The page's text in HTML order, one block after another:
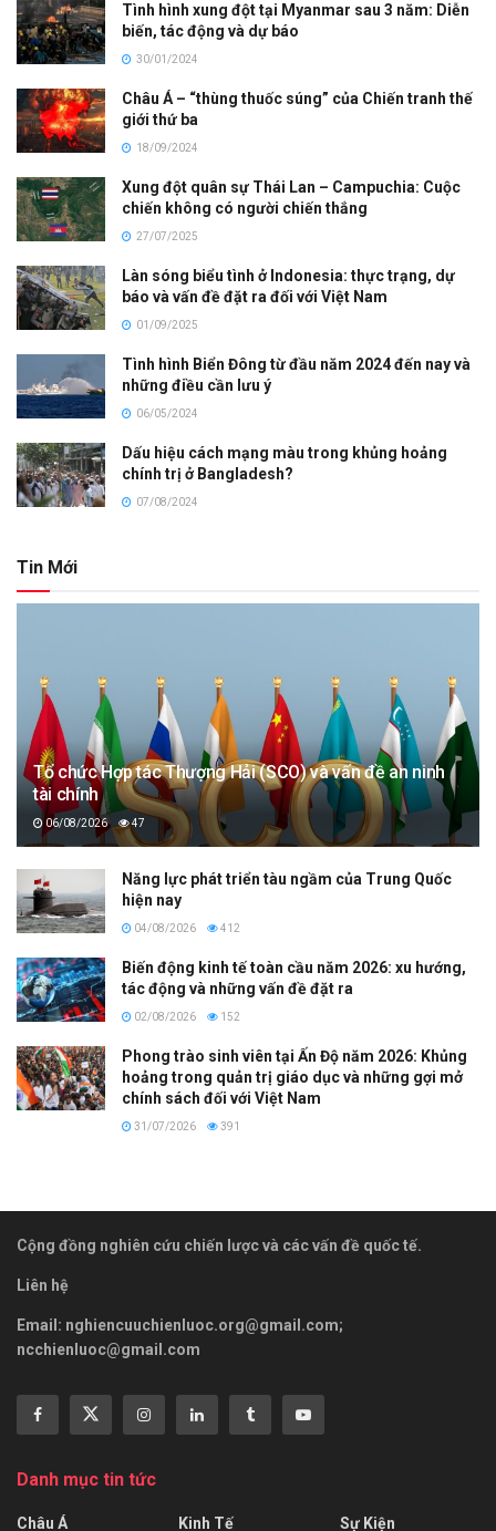
Tình hình xung đột tại Myanmar sau 3 năm: Diễn
biến, tác động và dự báo
30/01/2024
Châu Á – “thùng thuốc súng” của Chiến tranh thế
giới thứ ba
18/09/2024
Xung đột quân sự Thái Lan – Campuchia: Cuộc
chiến không có người chiến thắng
27/07/2025
Làn sóng biểu tình ở Indonesia: thực trạng, dự
báo và vấn đề đặt ra đối với Việt Nam
01/09/2025
Tình hình Biển Đông từ đầu năm 2024 đến nay và
những điều cần lưu ý
06/05/2024
Dấu hiệu cách mạng màu trong khủng hoảng
chính trị ở Bangladesh?
07/08/2024
Tin Mới
Tổ chức Hợp tác Thượng Hải (SCO) và vấn đề an ninh
tài chính
06/08/2026 47
Năng lực phát triển tàu ngầm của Trung Quốc
hiện nay
04/08/2026 412
Biến động kinh tế toàn cầu năm 2026: xu hướng,
tác động và những vấn đề đặt ra
02/08/2026 152
Phong trào sinh viên tại Ấn Độ năm 2026: Khủng
hoảng trong quản trị giáo dục và những gợi mở
chính sách đối với Việt Nam
31/07/2026 391
Cộng đồng nghiên cứu chiến lược và các vấn đề quốc tế.
Liên hệ
Email: nghiencuuchienluoc.org@gmail.com;
ncchienluoc@gmail.com
Danh mục tin tức
Châu Á Kinh Tế Sự Kiện